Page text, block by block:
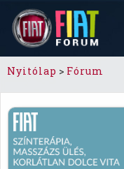
Nyitólap > Fórum